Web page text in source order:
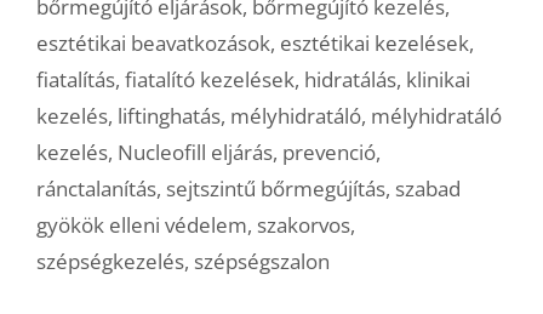
bőrmegújító eljárások, bőrmegújító kezelés,
esztétikai beavatkozások, esztétikai kezelések,
fiatalítás, fiatalító kezelések, hidratálás, klinikai
kezelés, liftinghatás, mélyhidratáló, mélyhidratáló
kezelés, Nucleofill eljárás, prevenció,
ránctalanítás, sejtszintű bőrmegújítás, szabad
gyökök elleni védelem, szakorvos,
szépségkezelés, szépségszalon